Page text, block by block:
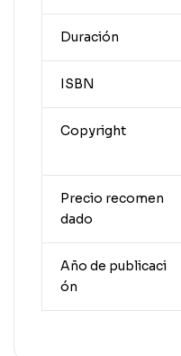
Duración
ISBN
Copyright
Precio recomen
dado
Año de publicaci
ón